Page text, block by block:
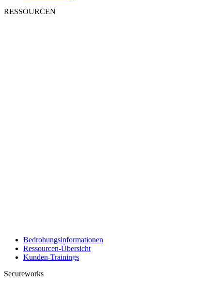
RESSOURCEN
Bedrohungsinformationen
Ressourcen-Übersicht
Kunden-Trainings
Secureworks